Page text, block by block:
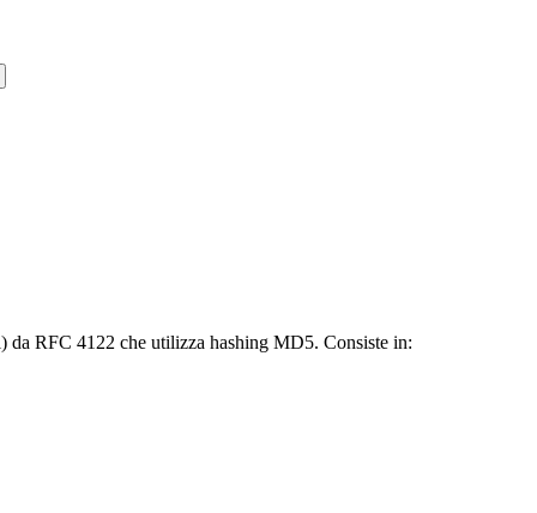
da RFC 4122 che utilizza hashing MD5. Consiste in: